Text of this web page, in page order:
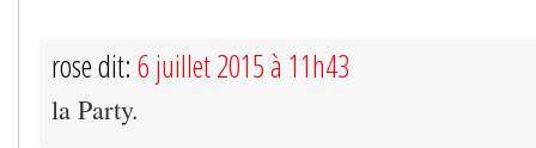
rose dit: 6 juillet 2015 à 11h43
la Party.